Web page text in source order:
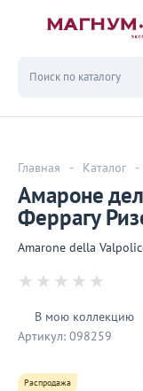
Главная - Каталог -
Амароне
Феррагу
Amarone della
В мою коллекцию
Артикул: 098259
Распродажа